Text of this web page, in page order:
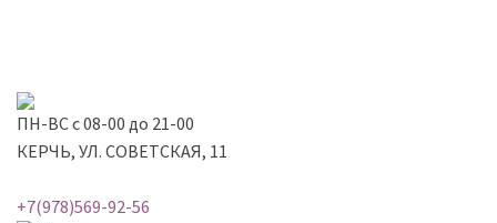
ПН-ВС с 08-00 до 21-00
КЕРЧЬ, УЛ. СОВЕТСКАЯ, 11
+7(978)569-92-56